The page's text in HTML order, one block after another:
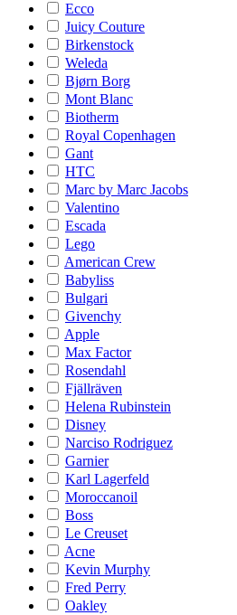
Ecco
Juicy Couture
Birkenstock
Weleda
Bjørn Borg
Mont Blanc
Biotherm
Royal Copenhagen
Gant
HTC
Marc by Marc Jacobs
Valentino
Escada
Lego
American Crew
Babyliss
Bulgari
Givenchy
Apple
Max Factor
Rosendahl
Fjällräven
Helena Rubinstein
Disney
Narciso Rodriguez
Garnier
Karl Lagerfeld
Moroccanoil
Boss
Le Creuset
Acne
Kevin Murphy
Fred Perry
Oakley